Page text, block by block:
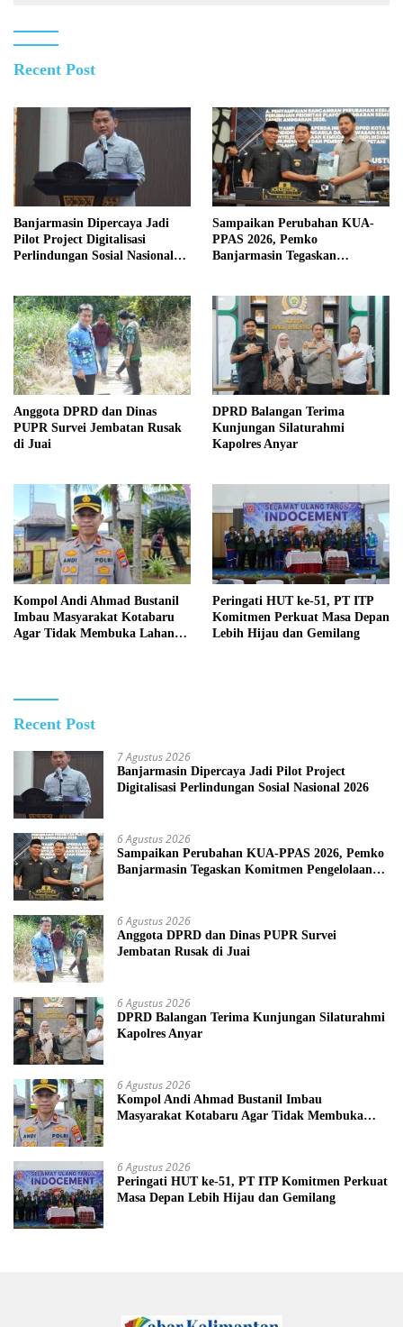
Recent Post
Banjarmasin Dipercaya Jadi
Pilot Project Digitalisasi
Perlindungan Sosial Nasional
Sampaikan Perubahan KUA-
PPAS 2026, Pemko
Banjarmasin Tegaskan
Anggota DPRD dan Dinas
PUPR Survei Jembatan Rusak
di Juai
DPRD Balangan Terima
Kunjungan Silaturahmi
Kapolres Anyar
Kompol Andi Ahmad Bustanil
Imbau Masyarakat Kotabaru
Agar Tidak Membuka Lahan
Peringati HUT ke-51, PT ITP
Komitmen Perkuat Masa Depan
Lebih Hijau dan Gemilang
Recent Post
7 Agustus 2026
Banjarmasin Dipercaya Jadi Pilot Project
Digitalisasi Perlindungan Sosial Nasional 2026
6 Agustus 2026
Sampaikan Perubahan KUA-PPAS 2026, Pemko
Banjarmasin Tegaskan Komitmen Pengelolaan
6 Agustus 2026
Anggota DPRD dan Dinas PUPR Survei
Jembatan Rusak di Juai
6 Agustus 2026
DPRD Balangan Terima Kunjungan Silaturahmi
Kapolres Anyar
6 Agustus 2026
Kompol Andi Ahmad Bustanil Imbau
Masyarakat Kotabaru Agar Tidak Membuka
6 Agustus 2026
Peringati HUT ke-51, PT ITP Komitmen Perkuat
Masa Depan Lebih Hijau dan Gemilang